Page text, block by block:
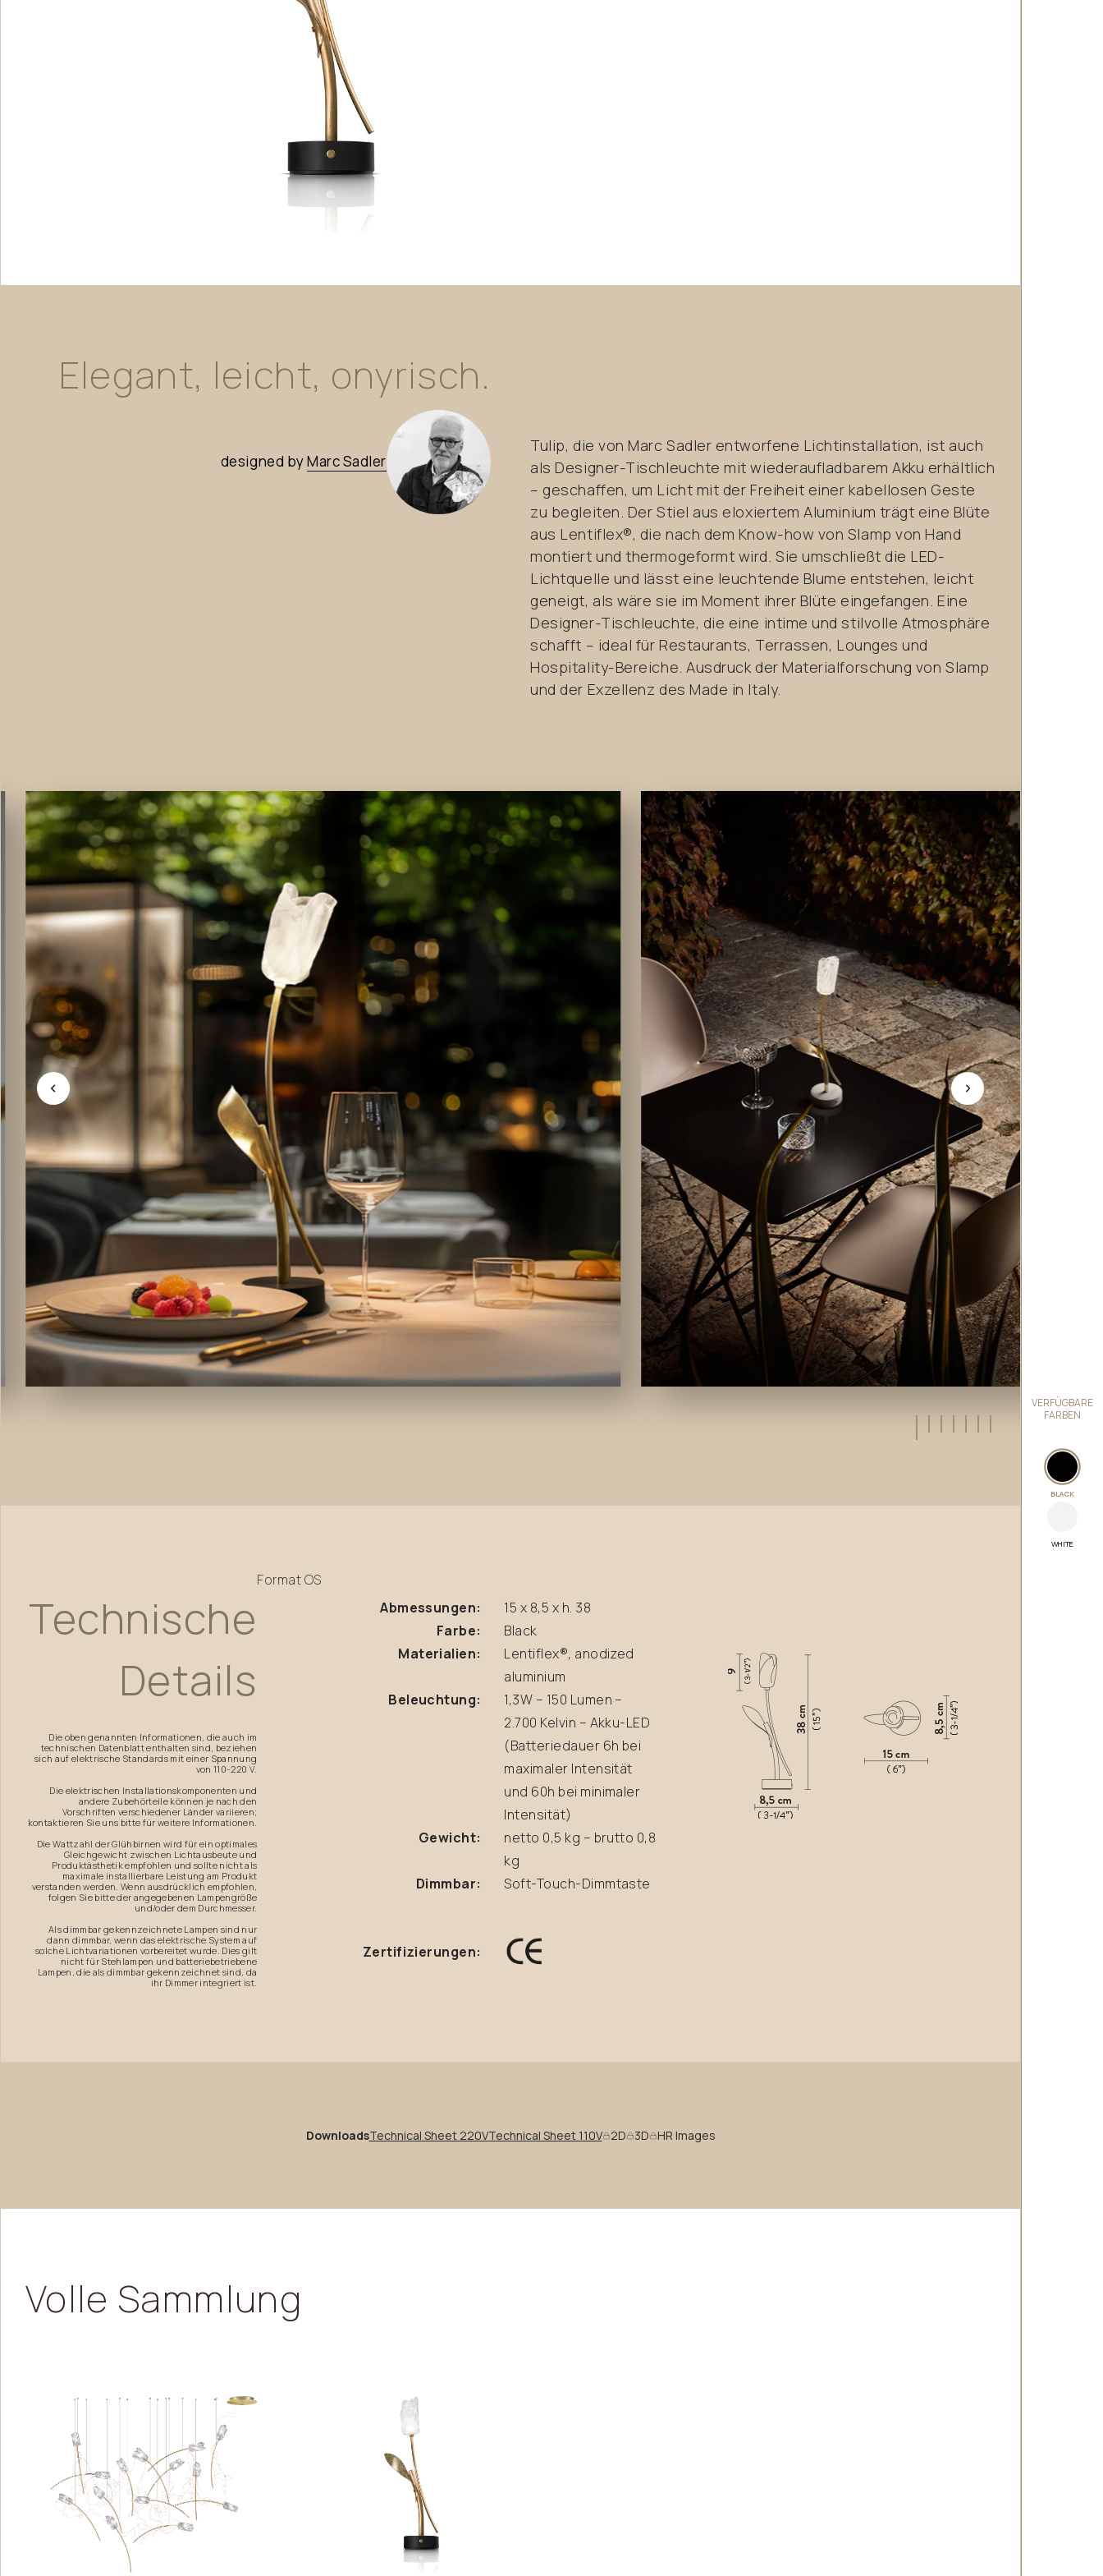
VERFÜGBARE
FARBEN
BLACK
WHITE
Elegant, leicht, onyrisch.
designed byMarcSadler
Tulip, die von Marc Sadler entworfene Lichtinstallation, ist auch
als Designer-Tischleuchte mit wiederaufladbarem Akku erhältlich
– geschaffen, um Licht mit der Freiheit einer kabellosen Geste
zu begleiten. Der Stiel aus eloxiertem Aluminium trägt eine Blüte
aus Lentiflex®, die nach dem Know-how von Slamp von Hand
montiert und thermogeformt wird. Sie umschließt die LED-
Lichtquelle und lässt eine leuchtende Blume entstehen, leicht
geneigt, als wäre sie im Moment ihrer Blüte eingefangen. Eine
Designer-Tischleuchte, die eine intime und stilvolle Atmosphäre
schafft – ideal für Restaurants, Terrassen, Lounges und
Hospitality-Bereiche. Ausdruck der Materialforschung von Slamp
und der Exzellenz des Made in Italy.
FormatOS
Technische
Details
Die oben genannten Informationen, die auch im
technischen Datenblatt enthalten sind, beziehen
sich auf elektrische Standards mit einer Spannung
von 110-220 V.
Die elektrischen Installationskomponenten und
andere Zubehörteile können je nach den
Vorschriften verschiedener Länder variieren;
kontaktieren Sie uns bitte für weitere Informationen.
Die Wattzahl der Glühbirnen wird für ein optimales
Gleichgewicht zwischen Lichtausbeute und
Produktästhetik empfohlen und sollte nicht als
maximale installierbare Leistung am Produkt
verstanden werden. Wenn ausdrücklich empfohlen,
folgen Sie bitte der angegebenen Lampengröße
und/oder dem Durchmesser.
Als dimmbar gekennzeichnete Lampen sind nur
dann dimmbar, wenn das elektrische System auf
solche Lichtvariationen vorbereitet wurde. Dies gilt
nicht für Stehlampen und batteriebetriebene
Lampen, die als dimmbar gekennzeichnet sind, da
ihr Dimmer integriert ist.
Abmessungen:
15 x 8,5 x h. 38
Farbe:
Black
Materialien:
Lentiflex®, anodized
aluminium
Beleuchtung:
1,3W – 150 Lumen –
2.700 Kelvin – Akku-LED
(Batteriedauer 6h bei
maximaler Intensität
und 60h bei minimaler
Intensität)
Gewicht:
netto 0,5 kg – brutto 0,8
kg
Dimmbar:
Soft-Touch-Dimmtaste
Zertifizierungen:
DownloadsTechnical Sheet 220VTechnical Sheet 110V 2D 3D HR Images
Volle Sammlung